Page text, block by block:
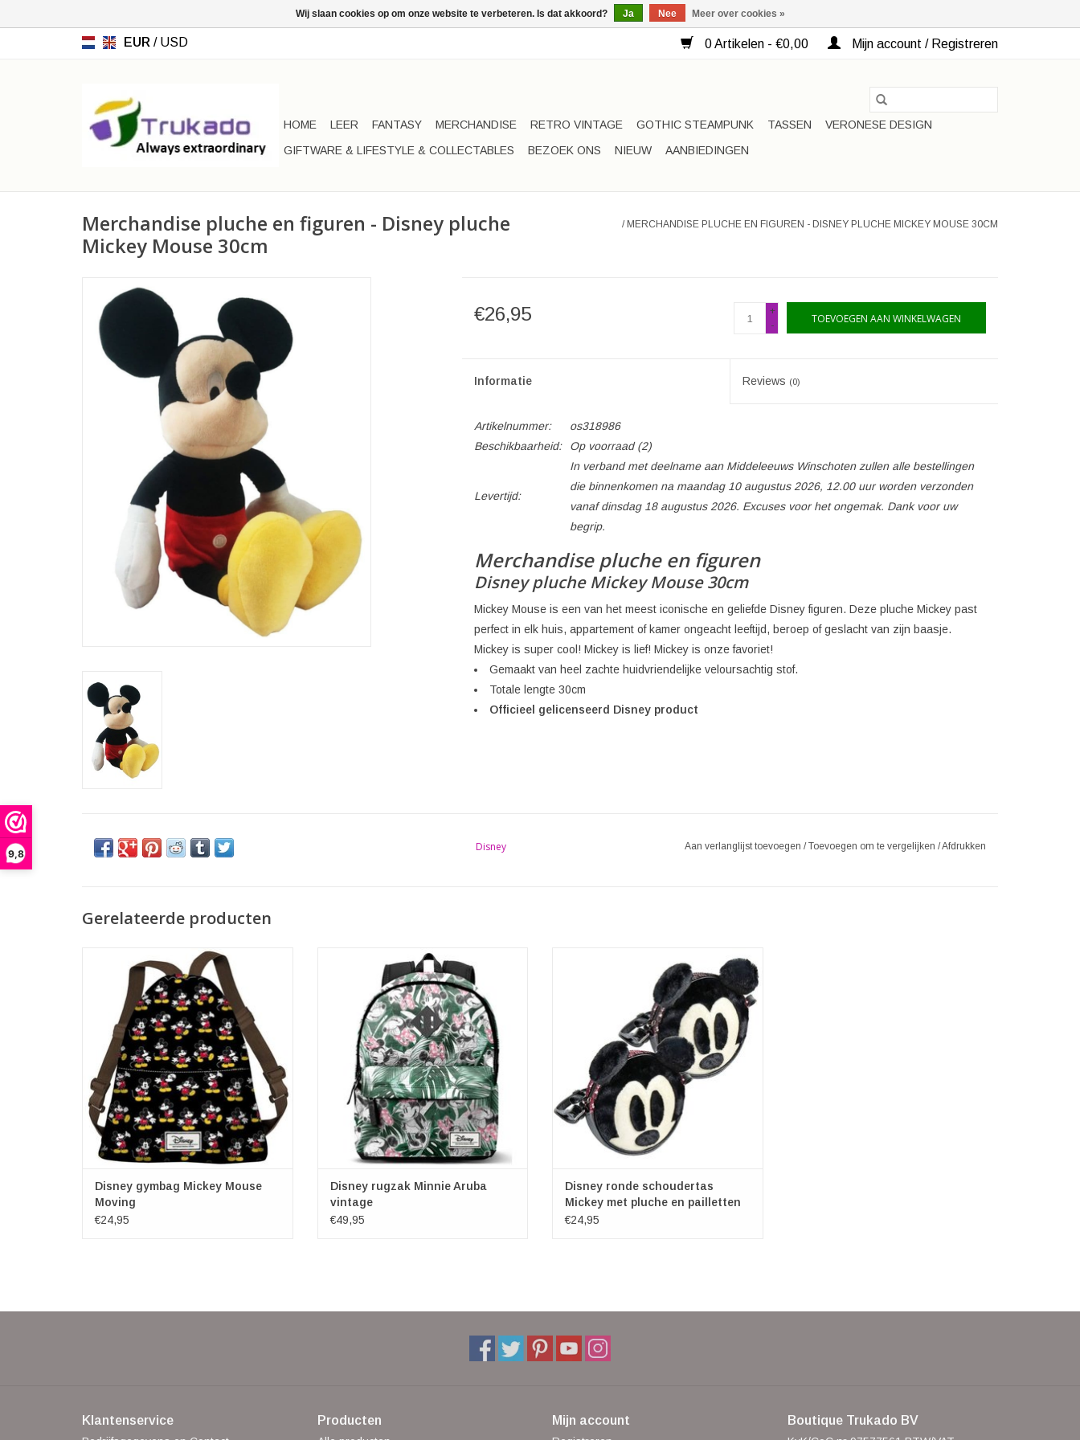
9,8
EUR / USD 0 Artikelen - €0,00 Mijn account / Registreren
HOME LEER FANTASY MERCHANDISE RETRO VINTAGE GOTHIC STEAMPUNK TASSEN
VERONESE DESIGN
GIFTWARE & LIFESTYLE & COLLECTABLES
BEZOEK ONS NIEUW AANBIEDINGEN
Merchandise pluche en figuren - Disney pluche
Mickey Mouse 30cm
/ MERCHANDISE PLUCHE EN FIGUREN - DISNEY PLUCHE MICKEY MOUSE 30CM
€26,95
+
-
TOEVOEGEN AAN WINKELWAGEN
Informatie Reviews (0)
Artikelnummer:
os318986
Beschikbaarheid:
Op voorraad(2)
Levertijd:
In verband met deelname aan Middeleeuws Winschoten zullen alle bestellingen
die binnenkomen na maandag 10 augustus 2026, 12.00 uur worden verzonden
vanaf dinsdag 18 augustus 2026. Excuses voor het ongemak. Dank voor uw
begrip.
Merchandise pluche en figuren
Disney pluche Mickey Mouse 30cm
Mickey Mouse is een van het meest iconische en geliefde Disney figuren. Deze pluche Mickey past
perfect in elk huis, appartement of kamer ongeacht leeftijd, beroep of geslacht van zijn baasje.
Mickey is super cool! Mickey is lief! Mickey is onze favoriet!
Gemaakt van heel zachte huidvriendelijke veloursachtig stof.
Totale lengte 30cm
Officieel gelicenseerd Disney product
Disney Aan verlanglijst toevoegen /Toevoegen om te vergelijken /Afdrukken
Gerelateerde producten
Disney tassen - Disney gymbag Mickey
Mouse Moving
TOEVOEGEN AAN WINKELWAGEN
Disney gymbag Mickey Mouse
Moving
€24,95
Disney tassen - Disney rugzak Minnie Aruba
vintage. Ruim assortiment Disney tassen
met Mickey Mouse, Chip n Dale, Grumpy,
Dopey en meer
TOEVOEGEN AAN WINKELWAGEN
Disney rugzak Minnie Aruba
vintage
€49,95
personage Mickey Mouse door een muis die
hij in zijn kantoor in Kansas City zag.
Aanvankelijk zou het personage de naam
Mortimer Mouse krijgen, maar Disneys
vrouw Lillian Marie Bounds vond die naam
te serieus en niet r
TOEVOEGEN AAN WINKELWAGEN
Disney ronde schoudertas
Mickey met pluche en pailletten
€24,95
Klantenservice Producten Mijn account Boutique Trukado BV
Wij slaan cookies op om onze website te verbeteren. Is dat akkoord? Ja Nee Meer over cookies »